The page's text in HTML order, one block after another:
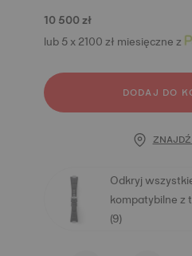
10 500 zł
lub 5 x 2100 zł miesięczne z
DODAJ DO
Odkryj
kompatybilne z
(9)